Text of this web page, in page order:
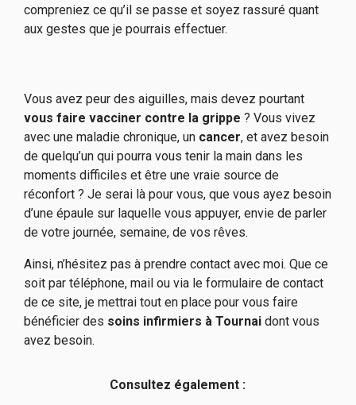
compreniez ce qu’il se passe et soyez rassuré quant
aux gestes que je pourrais effectuer.
Vous avez peur des aiguilles, mais devez pourtant
vous faire vacciner contre la grippe ? Vous vivez
avec une maladie chronique, un cancer, et avez besoin
de quelqu’un qui pourra vous tenir la main dans les
moments difficiles et être une vraie source de
réconfort ? Je serai là pour vous, que vous ayez besoin
d’une épaule sur laquelle vous appuyer, envie de parler
de votre journée, semaine, de vos rêves.
Ainsi, n’hésitez pas à prendre contact avec moi. Que ce
soit par téléphone, mail ou via le formulaire de contact
de ce site, je mettrai tout en place pour vous faire
bénéficier des soins infirmiers à Tournaidont vous
avez besoin.
Consultez également :